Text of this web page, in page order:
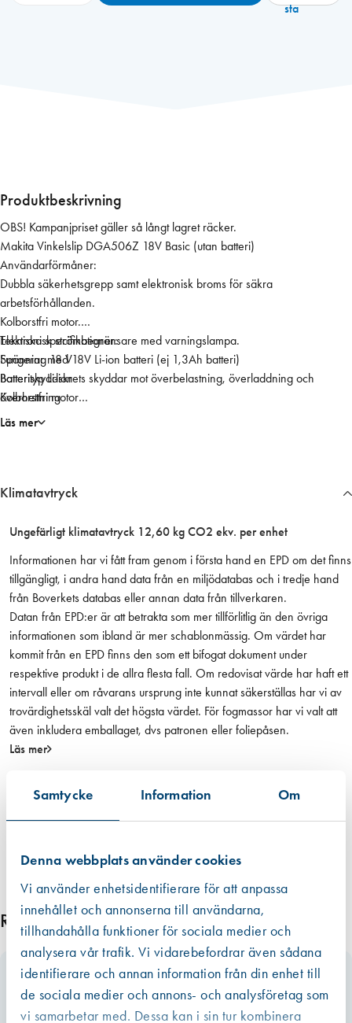
Samtycke Information Om
Denna webbplats använder cookies
Vi använder enhetsidentifierare för att anpassa
innehållet och annonserna till användarna,
tillhandahålla funktioner för sociala medier och
analysera vår trafik. Vi vidarebefordrar även sådana
identifierare och annan information från din enhet till
de sociala medier och annons- och analysföretag som
vi samarbetar med. Dessa kan i sin tur kombinera
s
l
i
p
D
G
A
5
0
6
Z
1
B
s
c
)
m
ä
n
g
d
sta
Klimatavtryck
Ungefärligt klimatavtryck 12,60 kg CO2 ekv. per enhet
Informationen har vi fått fram genom i första hand en EPD om det finns
tillgängligt, i andra hand data från en miljödatabas och i tredje hand
från Boverkets databas eller annan data från tillverkaren.
Datan från EPD:er är att betrakta som mer tillförlitlig än den övriga
informationen som ibland är mer schablonmässig. Om värdet har
kommit från en EPD finns den som ett bifogat dokument under
respektive produkt i de allra flesta fall. Om redovisat värde har haft ett
intervall eller om råvarans ursprung inte kunnat säkerställas har vi av
trovärdighetsskäl valt det högsta värdet. För fogmassor har vi valt att
även inkludera emballaget, dvs patronen eller foliepåsen.
Läs mer
Produktbeskrivning
OBS! Kampanjpriset gäller så långt lagret räcker.
Makita Vinkelslip DGA506Z 18V Basic (utan batteri)
Användarförmåner:
Dubbla säkerhetsgrepp samt elektronisk broms för säkra
arbetsförhållanden.
Kolborstfri motor.
Elektronisk strömbegränsare med varningslampa.
Fungerar med 18V Li-ion batteri (ej 1,3Ah batteri)
Batteriskyddskrets skyddar mot överbelastning, överladdning och
överhettning
Levereras utan batteri & laddare
Tekniska specifikationer:
Spänning 18 V
Batterityp Li-ion
Kolborstfri motor
Max uteffekt 660 W
Slipskivans diameter 125 mm
Elektronisk broms
Vibrationstolerans (K-faktor), rundslipning 1,5 m/sec²
Vibrationsnivå, ytslipning 6,5 m/sec²
Vibrationstolerans (K-faktor), ytslipning 1,5 m/sec²
Ljudeffektnivå 90 dB(A)
Ljudtrycksnivå 82 dB(A)
Buller mättolerans (K-faktor) 3 dB(A)
Mått (LxBxH) 362 x 140 x 151 mm
Vikt med standardbatteri 2,3 – 2,6 kg
Max sågdjup 29 mm
Läs mer
Relaterade produkter